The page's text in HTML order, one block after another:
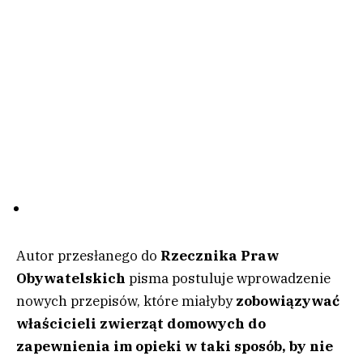
Autor przesłanego do Rzecznika Praw
Obywatelskich pisma postuluje wprowadzenie
nowych przepisów, które miałybyzobowiązywać
właścicieli zwierząt domowych do
zapewnienia im opieki w taki sposób, by nie